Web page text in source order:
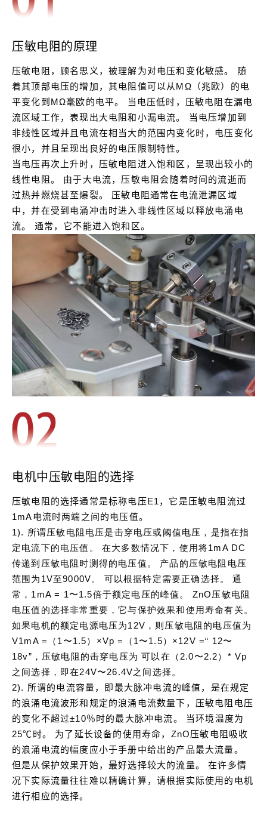
压敏电阻的原理
压敏电阻，顾名思义，被理解为对电压和变化敏感。
随
着其顶部电压的增加，其电阻值可以从MΩ（兆欧）的电
平变化到MΩ毫欧的电平。
当电压低时，压敏电阻在漏电
流区域工作，表现出大电阻和小漏电流。
当电压增加到
非线性区域并且电流在相当大的范围内变化时，电压变化
很小，并且呈现出良好的电压限制特性。
当电压再次上升时，压敏电阻进入饱和区，呈现出较小的
线性电阻。
由于大电流，压敏电阻会随着时间的流逝而
过热并燃烧甚至爆裂。
压敏电阻通常在电流泄漏区域
中，并在受到电涌冲击时进入非线性区域以释放电涌电
流。
通常，它不能进入饱和区。
电机中压敏电阻的选择
压敏电阻的选择通常是标称电压E1，它是压敏电阻流过
1mA电流时两端之间的电压值。
1). 所谓压敏电阻电压是击穿电压或阈值电压，是指在指
定电流下的电压值。
在大多数情况下，使用将1mA DC
传递到压敏电阻时测得的电压值。
产品的压敏电阻电压
范围为1V至9000V。
可以根据特定需要正确选择。
通
常，1mA = 1〜1.5倍于额定电压的峰值。
ZnO压敏电阻
电压值的选择非常重要，它与保护效果和使用寿命有关。
如果电机的额定电源电压为12V，则压敏电阻的电压值为
V1mA =（1〜1.5）×Vp =（1〜1.5）×12V =“ 12〜
18v”，压敏电阻的击穿电压为 可以在（2.0〜2.2）* Vp
之间选择，即在24V〜26.4V之间选择。
2). 所谓的电流容量，即最大脉冲电流的峰值，是在规定
的浪涌电流波形和规定的浪涌电流数量下，压敏电阻电压
的变化不超过±10％时的最大脉冲电流。
当环境温度为
25℃时。
为了延长设备的使用寿命，ZnO压敏电阻吸收
的浪涌电流的幅度应小于手册中给出的产品最大流量。
但是从保护效果开始，最好选择较大的流量。
在许多情
况下实际流量往往难以精确计算，请根据实际使用 的 电机
进行相应的选择。